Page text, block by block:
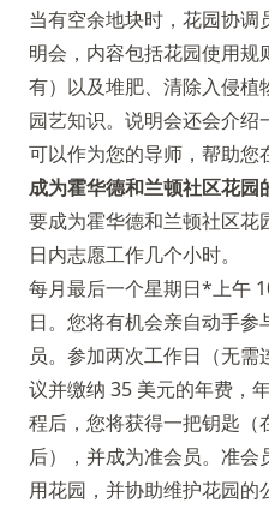
当有空余地块时，花园协
明会，内容包括花园使用
有）以及堆肥、清除入侵植
园艺知识。说明会还会介
可以作为您的导师，帮助您
成为霍华德和兰顿社区花园
要成为霍华德和兰顿社区
日内志愿工作几个小时。
每月最后一个星期日*上午
日。您将有机会亲自动手
员。参加两次工作日（无
议并缴纳 35 美元的年费，
程后，您将获得一把钥匙（
后），并成为准会员。准
用花园，并协助维护花园